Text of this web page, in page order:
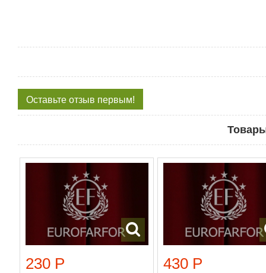
Оставьте отзыв первым!
230 Р 430 Р